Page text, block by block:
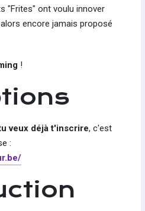
"Frites" ont voulu innover
encore jamais proposé
!
veux déjà t'inscrire, c'est
: